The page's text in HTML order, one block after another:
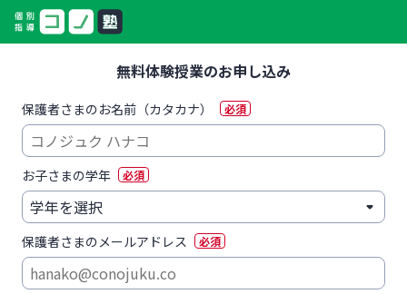
無料体験授業のお申し込み
保護者さまのお名前（カタカナ） 必須
お子さまの学年 必須
保護者さまのメールアドレス 必須